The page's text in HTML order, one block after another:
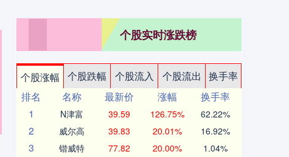
个股实时涨跌榜
个股涨幅 个股跌幅 个股流入 个股流出
换手率
排名
名称 最新价 涨幅
换手率
1
N津富 39.59 126.75% 62.22%
2 威尔高 39.83 20.01% 16.92%
3 锴威特 77.82 20.00% 1.04%